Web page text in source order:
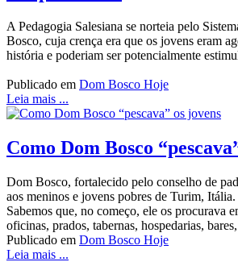
A Pedagogia Salesiana se norteia pelo
Bosco, cuja crença era que os jovens eram
história e poderiam ser potencialmente
Publicado em Dom Bosco Hoje
Leia mais ...
Como Dom Bosco
Dom Bosco, fortalecido pelo conselho de
aos meninos e jovens pobres de Turim,
Sabemos que, no começo, ele os procurava
oficinas, prados, tabernas, hospedarias,
Publicado em Dom Bosco Hoje
Leia mais ...